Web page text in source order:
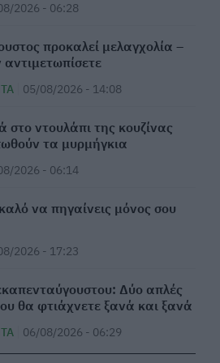
06/08/2026 - 18:51
ώρα στον ήλιο
- 17:05
168 αιτήσεις από 23
2026 - 06:28
προκαλεί μελαγχολία –
05/08/2026 - 14:08
στο ντουλάπι της κουζίνας
τα μυρμήγκια
2026 - 06:14
καλό να πηγαίνεις μόνος σου
2026 - 17:23
Δύο απλές
θα φτιάχνετε ξανά και ξανά
06/08/2026 - 06:29